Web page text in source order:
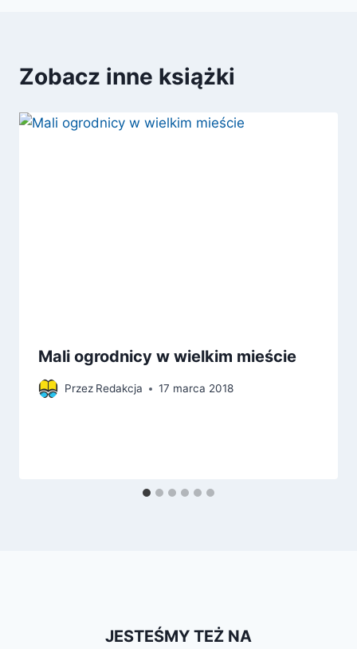
Zobacz inne książki
Mali ogrodnicy w wielkim mieście
Przez Redakcja 17 marca 2018
JESTEŚMY TEŻ NA